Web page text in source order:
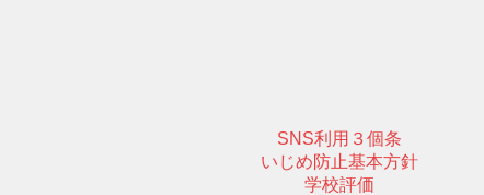
SNS利用３個条
いじめ防止基本方針
学校評価